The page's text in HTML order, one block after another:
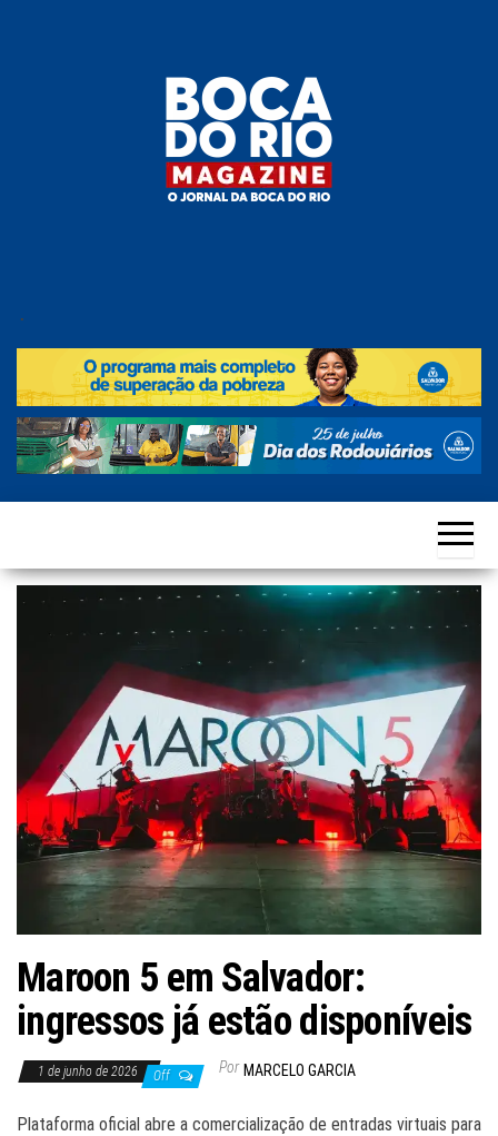
Magazine
do Rio
e
região!
.
Maroon 5 em Salvador:
ingressos já estão disponíveis
1 de junho de 2026 Off Por MARCELO GARCIA
Plataforma oficial abre a comercialização de entradas virtuais para